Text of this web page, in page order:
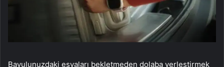
Bavulunuzdaki eşyaları bekletmeden dolaba yerleştirmek